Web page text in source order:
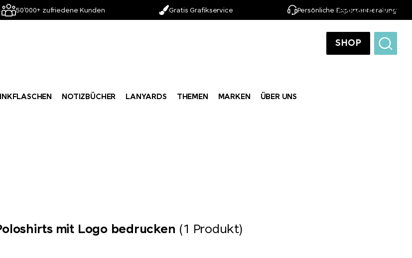
50'000+ zufriedene Kunden Gratis Grafikservice Persönliche Expertenberatung
DE
SHOP
NOTIZBÜCHER LANYARDS THEMEN MARKEN ÜBER UNS
mit Logo bedrucken (1 Produkt)